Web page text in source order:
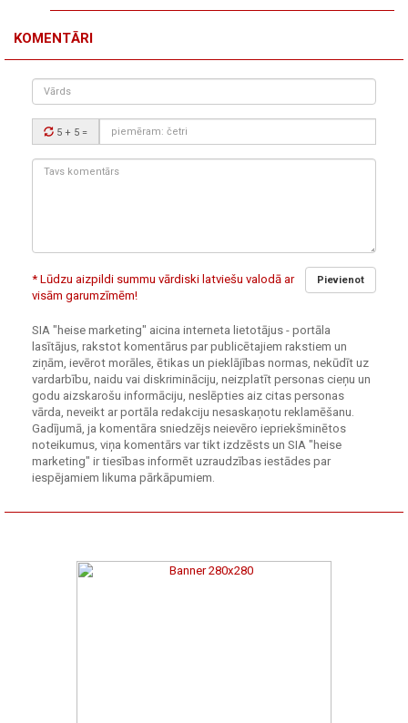
KOMENTĀRI
Vārds
Drošības
kods:
5 + 5 =
Tavs
Pievienot
* Lūdzu aizpildi summu vārdiski latviešu valodā ar
visām garumzīmēm!
SIA "heise marketing" aicina interneta lietotājus - portāla
lasītājus, rakstot komentārus par publicētajiem rakstiem un
ziņām, ievērot morāles, ētikas un pieklājības normas, nekūdīt uz
vardarbību, naidu vai diskrimināciju, neizplatīt personas cieņu un
godu aizskarošu informāciju, neslēpties aiz citas personas
vārda, neveikt ar portāla redakciju nesaskaņotu reklamēšanu.
Gadījumā, ja komentāra sniedzējs neievēro iepriekšminētos
noteikumus, viņa komentārs var tikt izdzēsts un SIA "heise
marketing" ir tiesības informēt uzraudzības iestādes par
iespējamiem likuma pārkāpumiem.